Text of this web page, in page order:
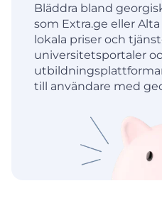
Bläddra bland
som Extra.ge eller
lokala priser och
universitetsportaler
till användare med